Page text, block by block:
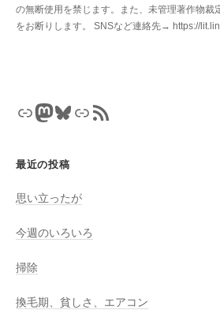
の無断使用を禁じます。また、未管理著作物裁
をお断りします。 SNSなど連絡先→ https://
リンクMastodon
Bluesky
リンクRSS フィード
最近の投稿
思い立ったが
今週のいろいろ
掃除
換毛期、貧しさ、エアコン